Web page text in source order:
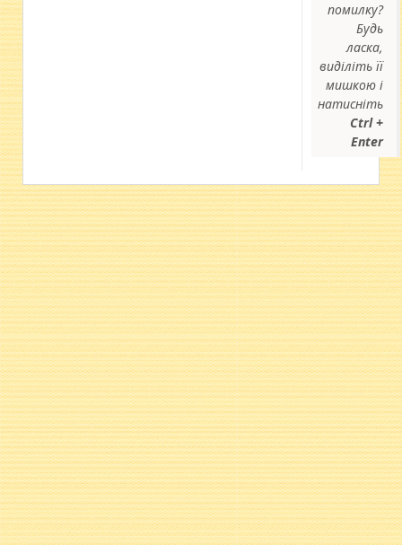
помилку?
Будь
ласка,
виділіть її
мишкою і
натисніть
Ctrl +
Enter